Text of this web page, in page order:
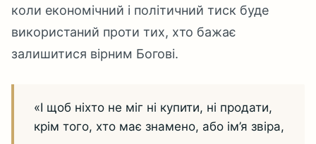
коли економічний і політичний тиск буде
використаний проти тих, хто бажає
залишитися вірним Богові.
«І щоб ніхто не міг ні купити, ні продати,
крім того, хто має знамено, або ім’я звіра,